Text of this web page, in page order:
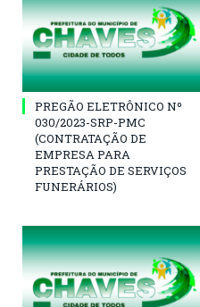
PREGÃO ELETRÔNICO Nº
030/2023-SRP-PMC
(CONTRATAÇÃO DE
EMPRESA PARA
PRESTAÇÃO DE SERVIÇOS
FUNERÁRIOS)